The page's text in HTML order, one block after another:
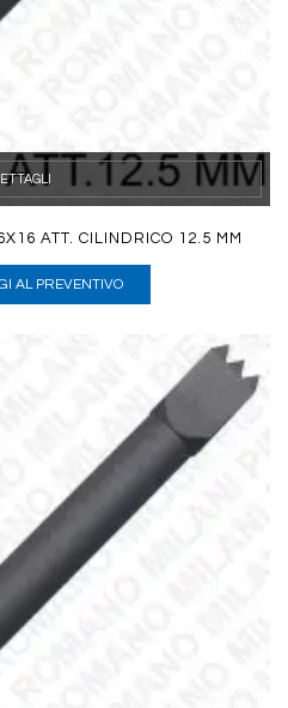
ATT. CILINDRICO 12.5 MM
AL PREVENTIVO